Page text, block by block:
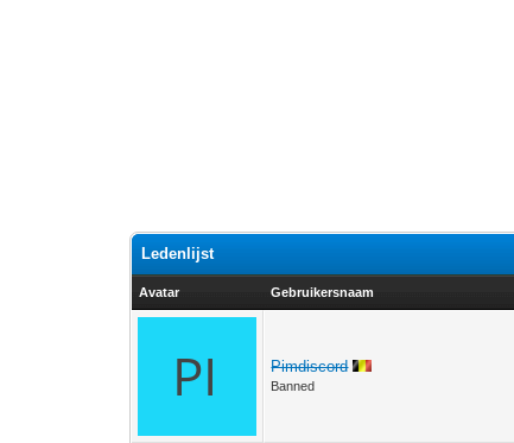
Ledenlijst
Avatar Gebruikersnaam
Pimdiscord
Banned